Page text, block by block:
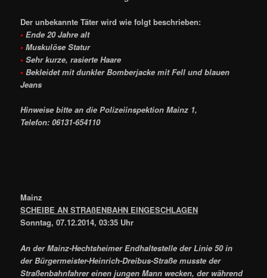
Der unbekannte Täter wird wie folgt beschrieben:
• Ende 20 Jahre alt
• Muskulöse Statur
• Sehr kurze, rasierte Haare
• Bekleidet mit dunkler Bomberjacke mit Fell und blauen
Jeans
Hinweise bitte an die Polizeiinspektion Mainz 1,
Telefon: 06131-654110
Mainz
SCHEIBE AN STRAßENBAHN EINGESCHLAGEN
Sonntag, 07.12.2014, 03:35 Uhr
An der Mainz-Hechtsheimer Endhaltestelle der Linie 50 in
der Bürgermeister-Heinrich-Dreibus-Straße musste der
Straßenbahnfahrer einen jungen Mann wecken, der während